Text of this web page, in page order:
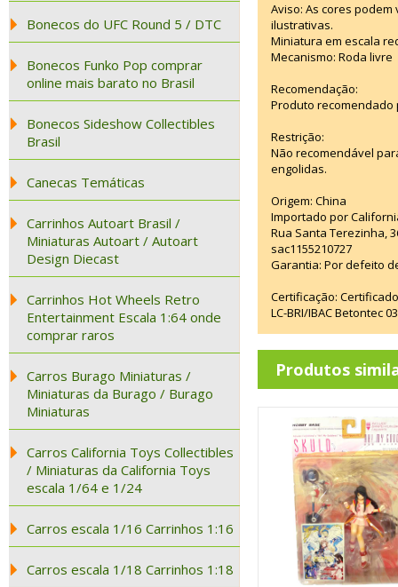
Bonecos do UFC Round 5 / DTC
Bonecos Funko Pop comprar
online mais barato no Brasil
Bonecos Sideshow Collectibles
Brasil
Canecas Temáticas
Carrinhos Autoart Brasil /
Miniaturas Autoart / Autoart
Design Diecast
Carrinhos Hot Wheels Retro
Entertainment Escala 1:64 onde
comprar raros
Carros Burago Miniaturas /
Miniaturas da Burago / Burago
Miniaturas
Carros California Toys Collectibles
/ Miniaturas da California Toys
escala 1/64 e 1/24
Carros escala 1/16 Carrinhos 1:16
Carros escala 1/18 Carrinhos 1:18
Aviso: As cores
ilustrativas.
Miniatura em escala
Mecanismo: Roda livre
Recomendação:
Produto recomendado
Restrição:
Não recomendável
engolidas.
Origem: China
Importado por
Rua Santa Terezinha,
sac1155210727
Garantia: Por defeito
Certificação:
LC-BRI/IBAC Betontec
Produtos